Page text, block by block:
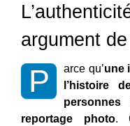
argument
P arce qu’une
l’histoire
personnes
reportage photo.